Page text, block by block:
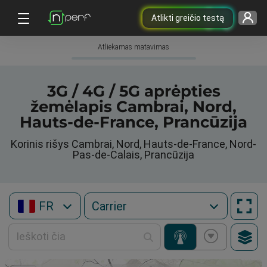
Atlikti greičio testą
Atliekamas matavimas
3G / 4G / 5G aprėpties
žemėlapis Cambrai, Nord,
Hauts-de-France, Prancūzija
Korinis rišys Cambrai, Nord, Hauts-de-France, Nord-
Pas-de-Calais, Prancūzija
FR